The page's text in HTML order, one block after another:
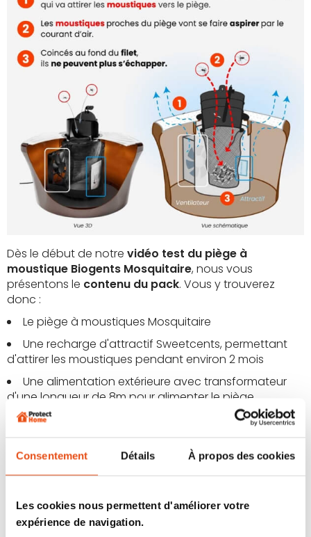
Consentement Détails À propos des cookies
Les cookies nous permettent d'améliorer votre
expérience de navigation.
Dès le début de notre vidéo test du piège à
moustique Biogents Mosquitaire, nous vous
présentons le contenu du pack. Vous y trouverez
donc :
Le piège à moustiques Mosquitaire
Une recharge d'attractif Sweetcents, permettant
d'attirer les moustiques pendant environ 2 mois
Une alimentation extérieure avec transformateur
d'une longueur de 8m pour alimenter le piège
2 filets de capture, afin d'en avoir un de recharge si
Une notice d'utilisation
recevrez gratuitement notrefiche explicative
montage, le placement ainsi que tous nos conseils sur